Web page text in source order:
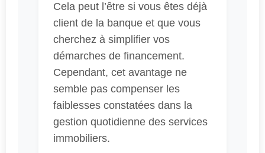
Cela peut l’être si vous êtes déjà
client de la banque et que vous
cherchez à simplifier vos
démarches de financement.
Cependant, cet avantage ne
semble pas compenser les
faiblesses constatées dans la
gestion quotidienne des services
immobiliers.